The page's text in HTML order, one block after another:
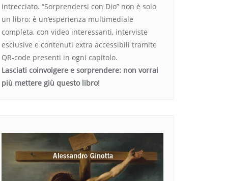
intrecciato. “Sorprendersi con Dio” non è solo
un libro: è un’esperienza multimediale
completa, con video interessanti, interviste
esclusive e contenuti extra accessibili tramite
QR-code presenti in ogni capitolo.
Lasciati coinvolgere e sorprendere: non vorrai
più mettere giù questo libro!